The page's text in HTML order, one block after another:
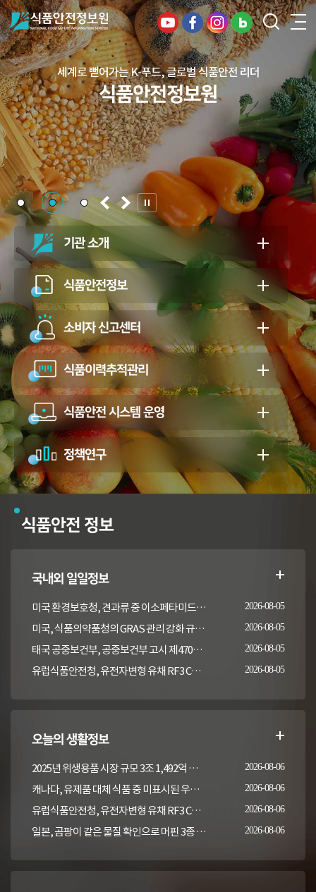
건강하고 안전한 식생활, 일상의 행복을
든든하게 지키는 식품안전 지킴이
식품안전정보원
세계로 뻗어가는 K-푸드, 글로벌 식품안전 리더
식품안전정보원
기관 소개
식품안전정보
소비자 신고센터
식품이력추적관리
식품안전 시스템 운영
정책연구
식품안전 정보
국내외 일일정보
미국 환경보호청, 견과류 중 이소페타미드 잔류허용기준 개정 고시 2026-08-05
미국, 식품의약품청의 GRAS 관리 강화 규정안 예산관리국 심사 통과 2026-08-05
태국 공중보건부, 공중보건부 고시 제470호 '산양유 및 가공 산양유' 공포 2026-08-05
유럽식품안전청, 유전자변형 유채 RF3 CQ Brassica juncea 평가 2026-08-05
오늘의 생활정보
2025년 위생용품 시장 규모 3조 1,492억 원, 작년 대비 9.7% 증가 2026-08-06
캐나다, 유제품 대체 식품 중 미표시된 우유 검사 결과 발표(2022-2023) 2026-08-06
유럽식품안전청, 유전자변형 유채 RF3 CQ Brassica juncea 평가 2026-08-06
일본, 곰팡이 같은 물질 확인으로 머핀 3종 회수 2026-08-06